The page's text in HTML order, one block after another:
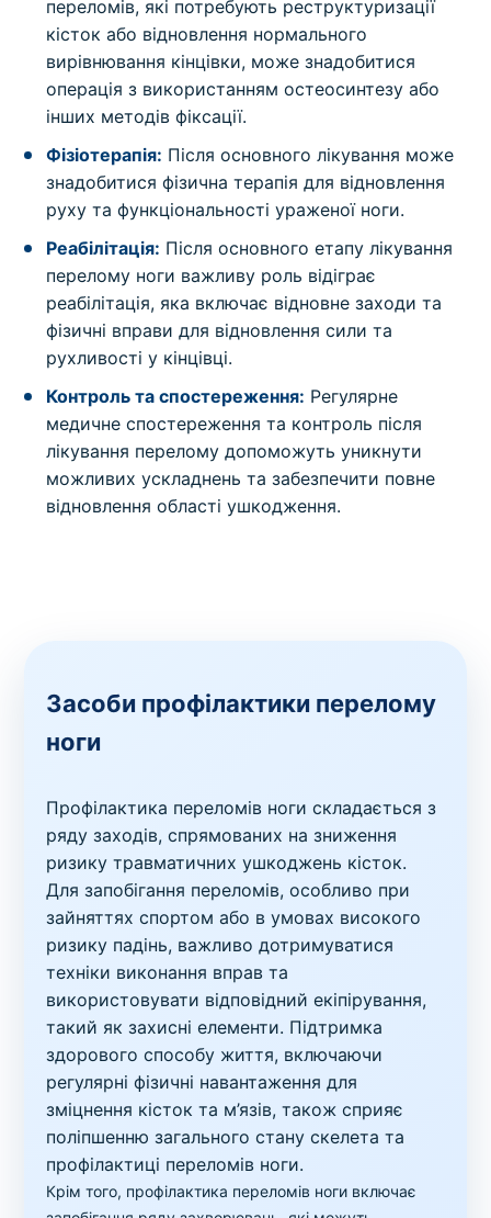
переломів, які потребують реструктуризації
кісток або відновлення нормального
вирівнювання кінцівки, може знадобитися
операція з використанням остеосинтезу або
інших методів фіксації.
Фізіотерапія: Після основного лікування може
знадобитися фізична терапія для відновлення
руху та функціональності ураженої ноги.
Реабілітація: Після основного етапу лікування
перелому ноги важливу роль відіграє
реабілітація, яка включає відновне заходи та
фізичні вправи для відновлення сили та
рухливості у кінцівці.
Контроль та спостереження: Регулярне
медичне спостереження та контроль після
лікування перелому допоможуть уникнути
можливих ускладнень та забезпечити повне
відновлення області ушкодження.
Засоби профілактики перелому
ноги
Профілактика переломів ноги складається з
ряду заходів, спрямованих на зниження
ризику травматичних ушкоджень кісток.
Для запобігання переломів, особливо при
зайняттях спортом або в умовах високого
ризику падінь, важливо дотримуватися
техніки виконання вправ та
використовувати відповідний екіпірування,
такий як захисні елементи. Підтримка
здорового способу життя, включаючи
регулярні фізичні навантаження для
зміцнення кісток та м’язів, також сприяє
поліпшенню загального стану скелета та
профілактиці переломів ноги.
Крім того, профілактика переломів ноги включає